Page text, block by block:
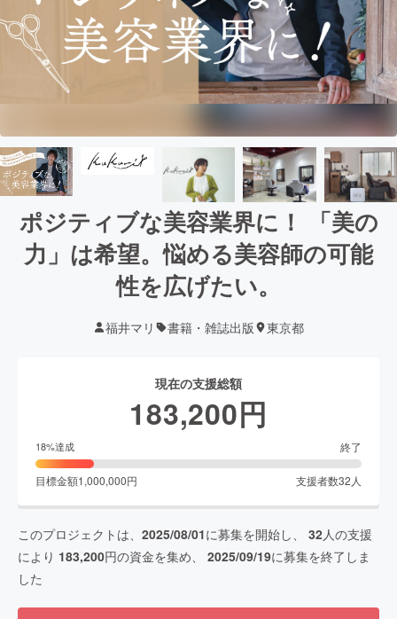
ポジティブな美容業界に！ 「美の
力」は希望。悩める美容師の可能
性を広げたい。
福井マリ 書籍・雑誌出版 東京都
現在の支援総額
183,200円
18%達成 終了
目標金額1,000,000円 支援者数32 人
このプロジェクトは、 2025/08/01に募集を開始し、 32人の支援
により 183,200円の資金を集め、 2025/09/19に募集を終了しま
した